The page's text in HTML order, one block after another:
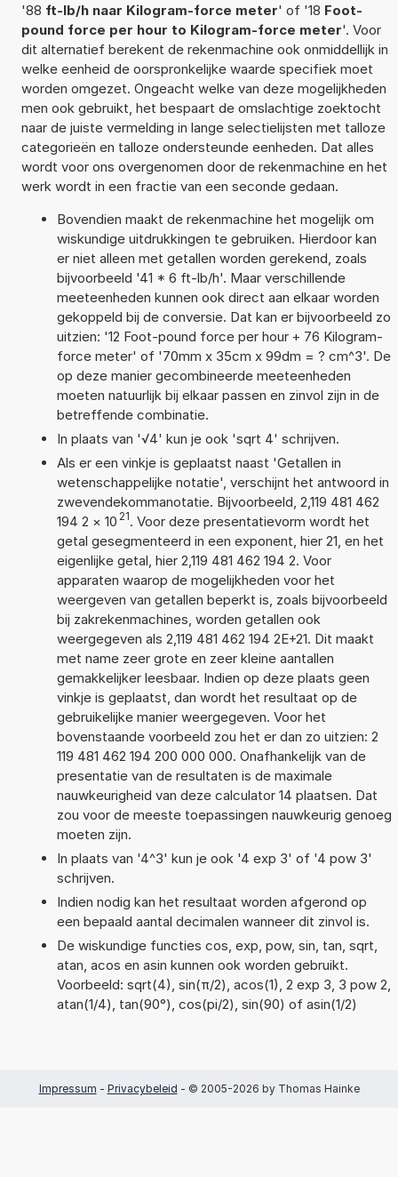
'88 ft-lb/h naar Kilogram-force meter' of '18 Foot-
pound force per hour to Kilogram-force meter'. Voor
dit alternatief berekent de rekenmachine ook onmiddellijk in
welke eenheid de oorspronkelijke waarde specifiek moet
worden omgezet. Ongeacht welke van deze mogelijkheden
men ook gebruikt, het bespaart de omslachtige zoektocht
naar de juiste vermelding in lange selectielijsten met talloze
categorieën en talloze ondersteunde eenheden. Dat alles
wordt voor ons overgenomen door de rekenmachine en het
werk wordt in een fractie van een seconde gedaan.
Bovendien maakt de rekenmachine het mogelijk om
wiskundige uitdrukkingen te gebruiken. Hierdoor kan
er niet alleen met getallen worden gerekend, zoals
bijvoorbeeld '41 * 6 ft-lb/h'. Maar verschillende
meeteenheden kunnen ook direct aan elkaar worden
gekoppeld bij de conversie. Dat kan er bijvoorbeeld zo
uitzien: '12 Foot-pound force per hour + 76 Kilogram-
force meter' of '70mm x 35cm x 99dm = ? cm^3'. De
op deze manier gecombineerde meeteenheden
moeten natuurlijk bij elkaar passen en zinvol zijn in de
betreffende combinatie.
In plaats van '√4' kun je ook 'sqrt 4' schrijven.
Als er een vinkje is geplaatst naast 'Getallen in
wetenschappelijke notatie', verschijnt het antwoord in
zwevendekommanotatie. Bijvoorbeeld, 2,119 481 462
194 2 × 10 21. Voor deze presentatievorm wordt het
getal gesegmenteerd in een exponent, hier 21, en het
eigenlijke getal, hier 2,119 481 462 194 2. Voor
apparaten waarop de mogelijkheden voor het
weergeven van getallen beperkt is, zoals bijvoorbeeld
bij zakrekenmachines, worden getallen ook
weergegeven als 2,119 481 462 194 2E+21. Dit maakt
met name zeer grote en zeer kleine aantallen
gemakkelijker leesbaar. Indien op deze plaats geen
vinkje is geplaatst, dan wordt het resultaat op de
gebruikelijke manier weergegeven. Voor het
bovenstaande voorbeeld zou het er dan zo uitzien: 2
119 481 462 194 200 000 000. Onafhankelijk van de
presentatie van de resultaten is de maximale
nauwkeurigheid van deze calculator 14 plaatsen. Dat
zou voor de meeste toepassingen nauwkeurig genoeg
moeten zijn.
In plaats van '4^3' kun je ook '4 exp 3' of '4 pow 3'
schrijven.
Indien nodig kan het resultaat worden afgerond op
een bepaald aantal decimalen wanneer dit zinvol is.
De wiskundige functies cos, exp, pow, sin, tan, sqrt,
atan, acos en asin kunnen ook worden gebruikt.
Voorbeeld: sqrt(4), sin(π/2), acos(1), 2 exp 3, 3 pow 2,
atan(1/4), tan(90°), cos(pi/2), sin(90) of asin(1/2)
Impressum - Privacybeleid - © 2005-2026 by Thomas Hainke